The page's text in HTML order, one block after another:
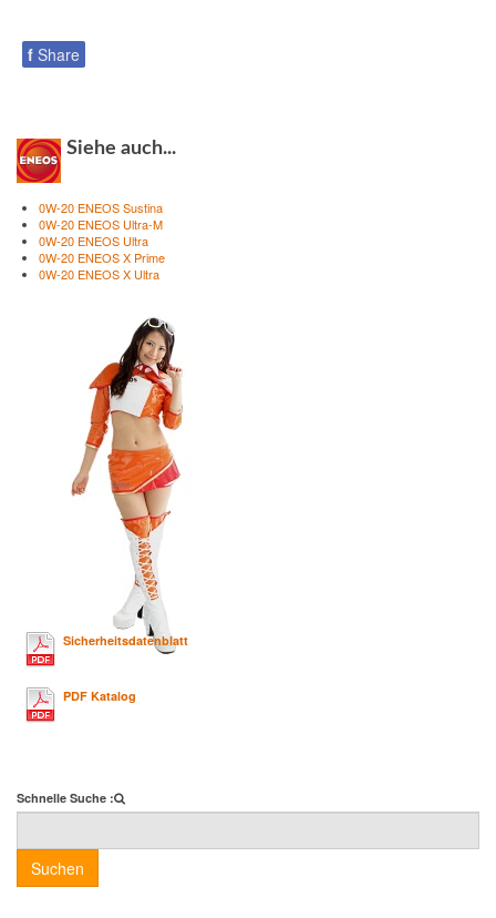
f Share
Siehe auch...
0W-20 ENEOS Sustina
0W-20 ENEOS Ultra-M
0W-20 ENEOS Ultra
0W-20 ENEOS X Prime
0W-20 ENEOS X Ultra
Sicherheitsdatenblatt
PDF Katalog
Schnelle Suche :
Suchen